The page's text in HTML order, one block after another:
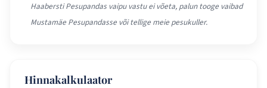
Haabersti Pesupandas vaipu vastu ei võeta, palun tooge vaibad
Mustamäe Pesupandasse või tellige meie pesukuller.
Hinnakalkulaator